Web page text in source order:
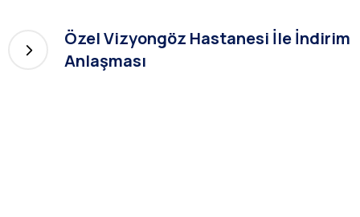
Özel Vizyongöz Hastanesi İle İndirim
Anlaşması